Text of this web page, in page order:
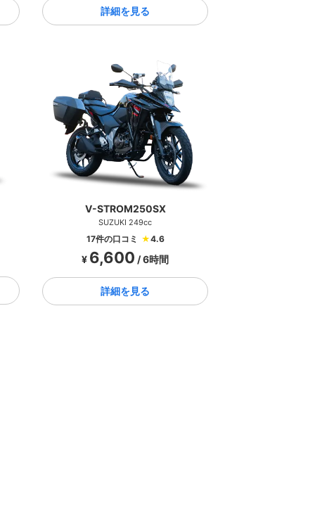
詳細を見る
V-STROM250SX
SUZUKI 249cc
17件の口コミ ★4.6
¥ 6,600 / 6時間
詳細を見る